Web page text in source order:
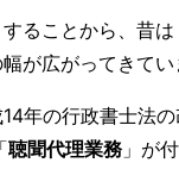
ることから、昔
が広がってきて
年の行政書士法
聴聞代理業務 」が